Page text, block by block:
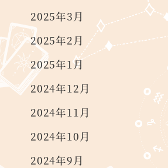
2025年3月
2025年2月
2025年1月
2024年12月
2024年11月
2024年10月
2024年9月